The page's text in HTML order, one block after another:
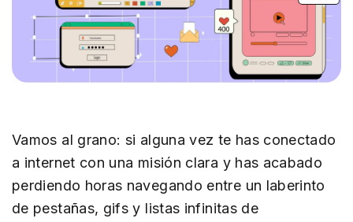
Vamos al grano: si alguna vez te has conectado
a internet con una misión clara y has acabado
perdiendo horas navegando entre un laberinto
de pestañas, gifs y listas infinitas de